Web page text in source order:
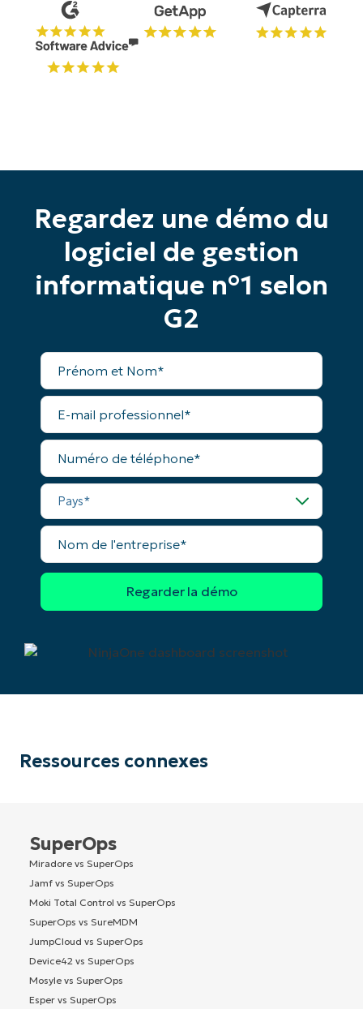
Regardez une démo du
logiciel de gestion
informatique n°1 selon
G2
Prénom
Nom*
E-
mail
professionnel*
Numéro
téléphone*
Pays*
Nom
l'entreprise*
Ressources connexes
SuperOps
Miradore vs SuperOps
Jamf vs SuperOps
Moki Total Control vs SuperOps
SuperOps vs SureMDM
JumpCloud vs SuperOps
Device42 vs SuperOps
Mosyle vs SuperOps
Esper vs SuperOps
Pas de carte de crédit requise, accès complet à
toutes les fonctionnalités.
Prénom
Nom*
Company